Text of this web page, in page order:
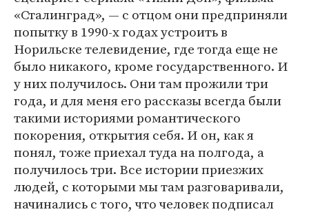
«Сталинград», — с отцом они предприняли
попытку в 1990-х годах устроить в
Норильске телевидение, где тогда еще не
было никакого, кроме государственного. И
у них получилось. Они там прожили три
года, и для меня его рассказы всегда были
такими историями романтического
покорения, открытия себя. И он, как я
понял, тоже приехал туда на полгода, а
получилось три. Все истории приезжих
людей, с которыми мы там разговаривали,
начинались с того, что человек подписал